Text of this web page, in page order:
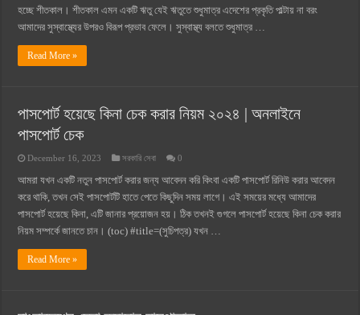
ওয়ালটন টিভি কিস্তিতে কেনার নিয়ম ২০২৫
গ্রামে লাভজনক ব্যবসা ২০২৫ ও গ্রামের বাজারে ব্যবসার আইডিয়া
জেনে নিন, বর্তমানে মোবাইল ঘড়ি দাম কত ২০২৫
হচ্ছে শীতকাল। শীতকাল এমন একটি ঋতু যেই ঋতুতে শুধুমাত্র এদেশের প্রকৃতি পাল্টায় না বরং
আমাদের সুস্বাস্থ্যের উপরও বিরূপ প্রভাব ফেলে। সুস্বাস্থ্য বলতে শুধুমাত্র …
Read More »
পাসপোর্ট হয়েছে কিনা চেক করার নিয়ম ২০২৪ | অনলাইনে
পাসপোর্ট চেক
December 16, 2023 সরকারি সেবা 0
আমরা যখন একটি নতুন পাসপোর্ট করার জন্য আবেদন করি কিংবা একটি পাসপোর্ট রিনিউ করার আবেদন
করে থাকি, তখন সেই পাসপোর্টটি হাতে পেতে কিছুদিন সময় লাগে। এই সময়ের মধ্যে আমাদের
পাসপোর্ট হয়েছে কিনা, এটি জানার প্রয়োজন হয়। ঠিক তখনই গুগলে পাসপোর্ট হয়েছে কিনা চেক করার
নিয়ম সম্পর্কে জানতে চান। (toc) #title=(সুচিপত্র) যখন …
Read More »